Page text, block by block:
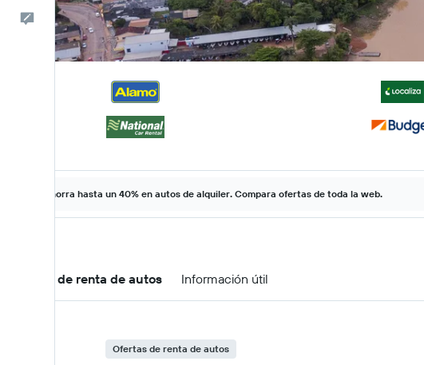
Comentarios
Ahorra hasta un 40% en autos de alquiler. Compara ofertas de toda la web.
Ofertas de renta de autos Información útil
Ofertas de renta de autos